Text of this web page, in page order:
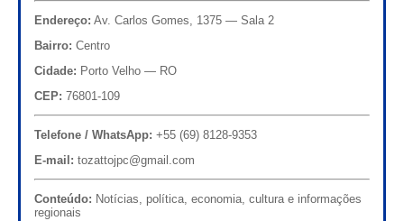
Endereço: Av. Carlos Gomes, 1375 — Sala 2
Bairro: Centro
Cidade: Porto Velho — RO
CEP: 76801-109
Telefone / WhatsApp: +55 (69) 8128-9353
E-mail: tozattojpc@gmail.com
Conteúdo: Notícias, política, economia, cultura e informações
regionais